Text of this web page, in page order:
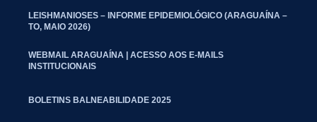
LEISHMANIOSES – INFORME EPIDEMIOLÓGICO (ARAGUAÍNA –
TO, MAIO 2026)
WEBMAIL ARAGUAÍNA | ACESSO AOS E-MAILS
INSTITUCIONAIS
BOLETINS BALNEABILIDADE 2025